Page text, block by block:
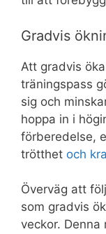
Gradvis
Att gradvis
träningspass
sig och
hoppa in i
förberedelse,
trötthet och
Överväg att
som gradvis
veckor.